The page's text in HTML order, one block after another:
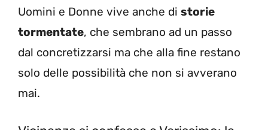
Uomini e Donne vive anche di storie
tormentate, che sembrano ad un passo
dal concretizzarsi ma che alla fine restano
solo delle possibilità che non si avverano
mai.